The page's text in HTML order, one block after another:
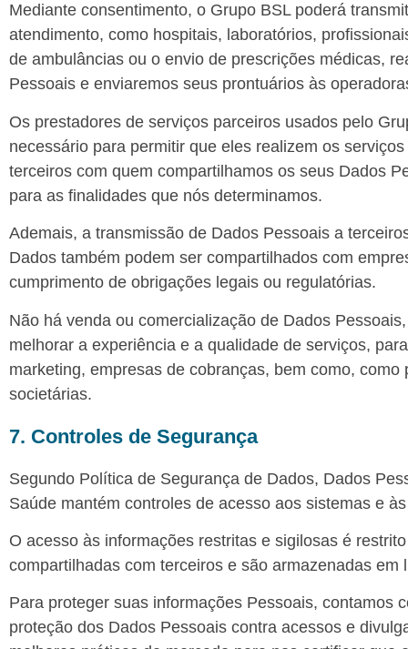
Mediante consentimento, o Grupo BSL poderá
atendimento, como hospitais, laboratórios,
de ambulâncias ou o envio de prescrições médicas,
Pessoais e enviaremos seus prontuários às
Os prestadores de serviços parceiros usados pelo
necessário para permitir que eles realizem os
terceiros com quem compartilhamos os seus Dados
para as finalidades que nós determinamos.
Ademais, a transmissão de Dados Pessoais a
Dados também podem ser compartilhados com
cumprimento de obrigações legais ou regulatórias.
Não há venda ou comercialização de Dados
melhorar a experiência e a qualidade de serviços,
marketing, empresas de cobranças, bem como,
societárias.
7. Controles de Segurança
Segundo Política de Segurança de Dados, Dados
Saúde mantém controles de acesso aos sistemas e
O acesso às informações restritas e sigilosas é
compartilhadas com terceiros e são armazenadas em
Para proteger suas informações Pessoais, contamos
proteção dos Dados Pessoais contra acessos e